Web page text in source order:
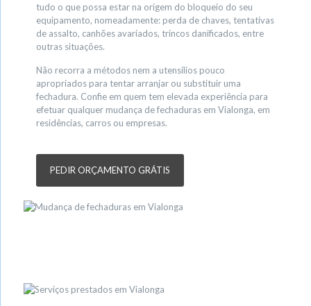
tudo o que possa estar na origem do bloqueio do seu
equipamento, nomeadamente: perda de chaves, tentativas
de assalto, canhões avariados, trincos danificados, entre
outras situações.
Não recorra a métodos nem a utensílios pouco
apropriados para tentar arranjar ou substituir uma
fechadura. Confie em quem tem elevada experiência para
efetuar qualquer mudança de fechaduras em Vialonga, em
residências, carros ou empresas.
PEDIR ORÇAMENTO GRÁTIS